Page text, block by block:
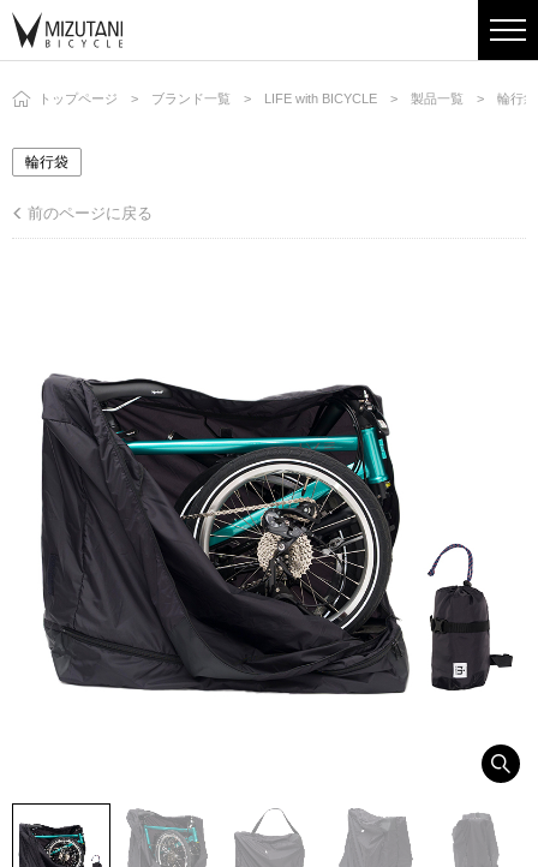
トップページ ブランド一覧 LIFE with BICYCLE 製品一覧 輪行袋
輪行袋
前のページに戻る